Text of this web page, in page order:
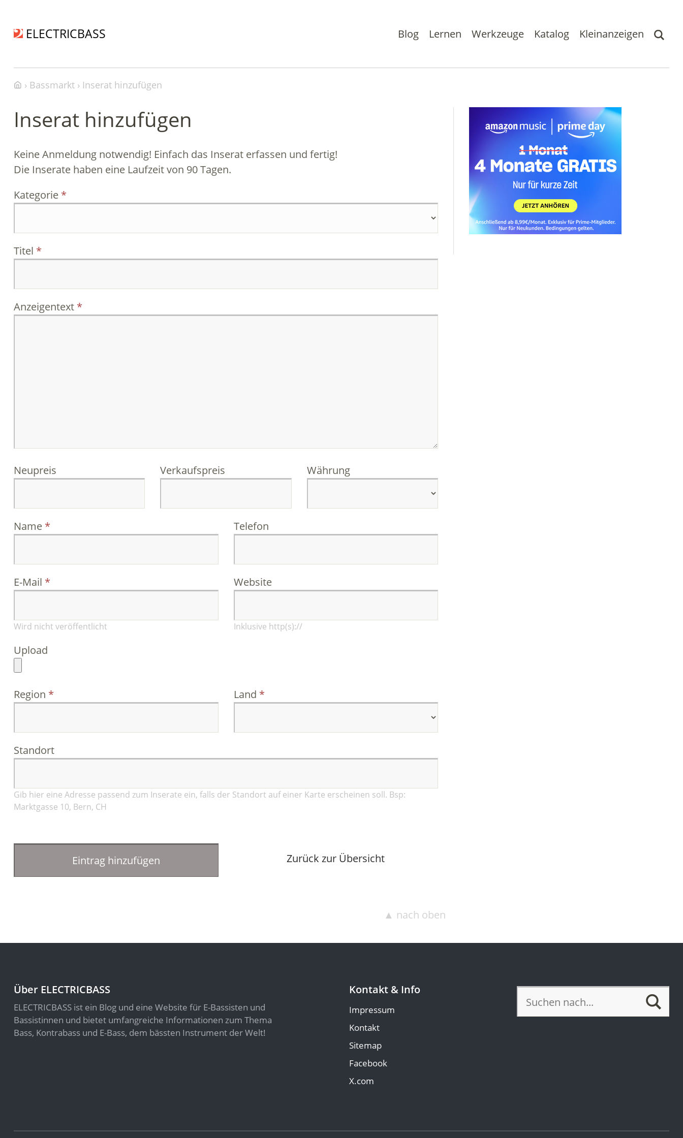
ELECTRICBASS Blog Lernen Werkzeuge Katalog Kleinanzeigen
Bassmarkt Inserat hinzufügen
Inserat hinzufügen
Keine Anmeldung notwendig! Einfach das Inserat erfassen und fertig!
Die Inserate haben eine Laufzeit von 90 Tagen.
Kategorie
Titel
Anzeigentext
Neupreis Verkaufspreis Währung
Name Telefon
E-Mail
Wird nicht veröffentlicht
Website
Inklusive http(s)://
Upload
Region Land
Standort
Gib hier eine Adresse passend zum Inserate ein, falls der Standort auf einer Karte erscheinen soll. Bsp:
Marktgasse 10, Bern, CH
Eintrag hinzufügen Zurück zur Übersicht
▲ nach oben
Über ELECTRICBASS
ELECTRICBASS ist ein Blog und eine Website für E-Bassisten und
Bassistinnen und bietet umfangreiche Informationen zum Thema
Bass, Kontrabass und E-Bass, dem bässten Instrument der Welt!
Kontakt & Info
Impressum
Kontakt
Sitemap
Facebook
X.com